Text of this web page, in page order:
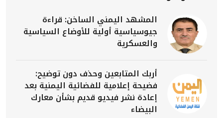
المشهد اليمني الساخن: قراءة
جيوسياسية أولية للأوضاع السياسية
والعسكرية
أربك المتابعين وحذف دون توضيح:
فضيحة إعلامية للفضائية اليمنية بعد
إعادة نشر فيديو قديم بشأن معارك
البيضاء